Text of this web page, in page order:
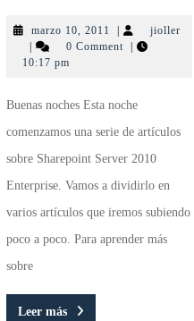
artículos
marzo 10, 2011 marzo
10,
jioller
jioller
0 Comment
10:17 pm
Buenas noches Esta noche
comenzamos una serie de artículos
sobre Sharepoint Server 2010
Enterprise. Vamos a dividirlo en
varios artículos que iremos subiendo
poco a poco. Para aprender más
sobre
Leer más